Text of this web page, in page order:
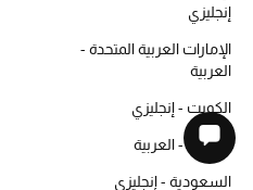
إنجليزي
الإمارات العربية المتحدة -
العربية
الكويت - إنجليزي
الكويت - العربية
السعودية - إنجليزي